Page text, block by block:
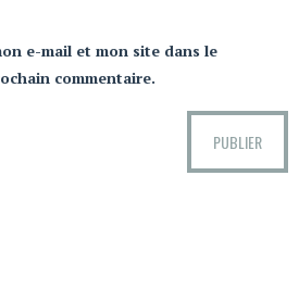
e-mail et mon site dans le
commentaire.